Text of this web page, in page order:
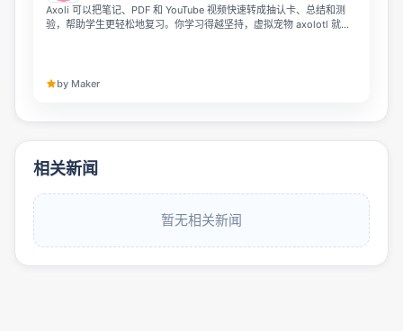
Axoli 可以把笔记、PDF 和 YouTube 视频快速转成抽认卡、总结和测
验，帮助学生更轻松地复习。你学习得越坚持，虚拟宠物 axolotl 就会
by Maker
相关新闻
暂无相关新闻